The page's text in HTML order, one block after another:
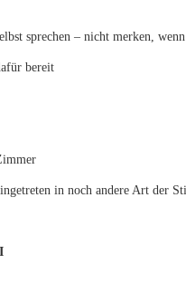
sprechen – nicht merken,
bereit
in noch andere Art der